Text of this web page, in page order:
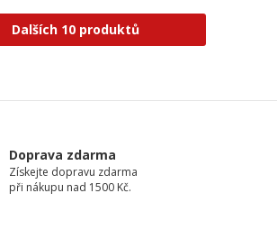
Dalších 10 produktů
Doprava zdarma
Získejte dopravu zdarma
při nákupu nad 1500 Kč.